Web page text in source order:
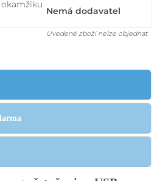
Nemá dodavatel
Uvedené zboží nelze objednat.